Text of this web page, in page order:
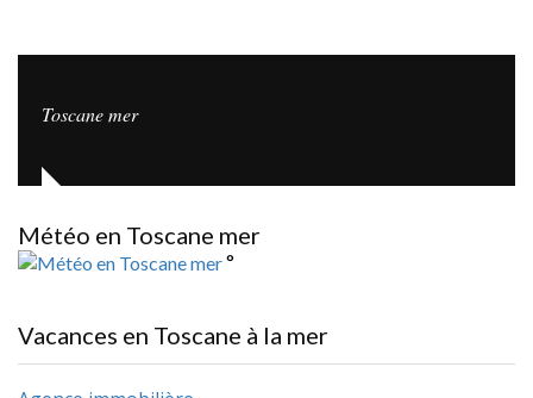
Toscane mer
Météo en Toscane mer
°
Vacances en Toscane à la mer